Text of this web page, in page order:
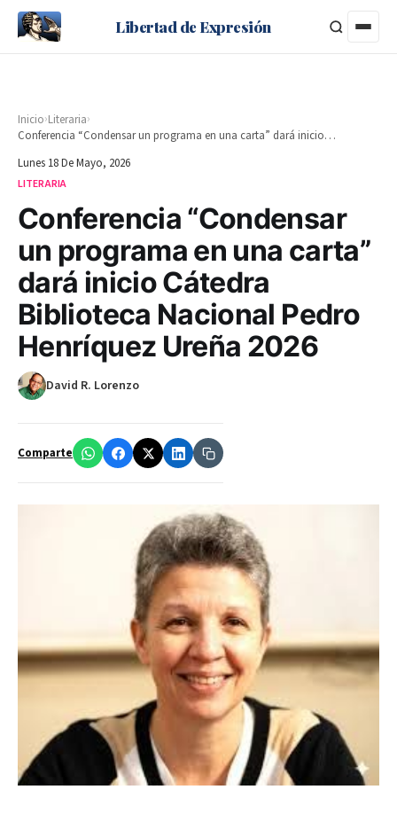
Libertad de Expresión
Inicio›Literaria›
Conferencia “Condensar un programa en una carta” dará inicio Cátedra Biblioteca Nacional Pedro Henríquez Ureña 2026
Lunes 18 De Mayo, 2026
LITERARIA
Conferencia “Condensar
un programa en una carta”
dará inicio Cátedra
Biblioteca Nacional Pedro
Henríquez Ureña 2026
David R. Lorenzo
Comparte